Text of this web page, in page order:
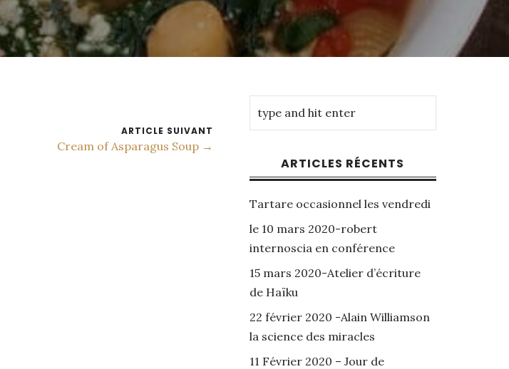
ARTICLE SUIVANT
Cream of Asparagus Soup →
ARTICLES RÉCENTS
Tartare occasionnel les vendredi
le 10 mars 2020-robert
internoscia en conférence
15 mars 2020-Atelier d’écriture
de Haïku
22 février 2020 -Alain Williamson
la science des miracles
11 Février 2020 – Jour de